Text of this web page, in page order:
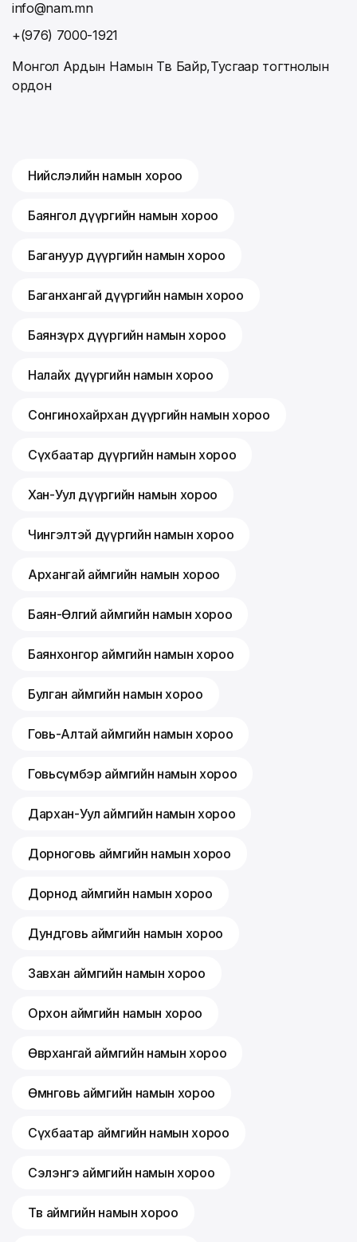
info@nam.mn
+(976) 7000-1921
Монгол Ардын Намын Төв Байр,Тусгаар тогтнолын
ордон
Нийслэлийн намын хороо
Баянгол дүүргийн намын хороо
Багануур дүүргийн намын хороо
Баганхангай дүүргийн намын хороо
Баянзүрх дүүргийн намын хороо
Налайх дүүргийн намын хороо
Сонгинохайрхан дүүргийн намын хороо
Сүхбаатар дүүргийн намын хороо
Хан-Уул дүүргийн намын хороо
Чингэлтэй дүүргийн намын хороо
Архангай аймгийн намын хороо
Баян-Өлгий аймгийн намын хороо
Баянхонгор аймгийн намын хороо
Булган аймгийн намын хороо
Говь-Алтай аймгийн намын хороо
Говьсүмбэр аймгийн намын хороо
Дархан-Уул аймгийн намын хороо
Дорноговь аймгийн намын хороо
Дорнод аймгийн намын хороо
Дундговь аймгийн намын хороо
Завхан аймгийн намын хороо
Орхон аймгийн намын хороо
Өвөрхангай аймгийн намын хороо
Өмнөговь аймгийн намын хороо
Сүхбаатар аймгийн намын хороо
Сэлэнгэ аймгийн намын хороо
Төв аймгийн намын хороо